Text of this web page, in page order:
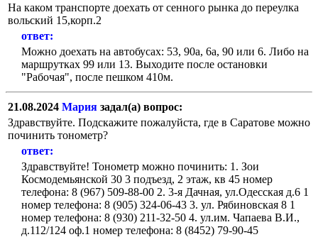
На каком транспорте доехать от сенного рынка до переулка
вольский 15,корп.2
ответ:
Можно доехать на автобусах: 53, 90а, 6а, 90 или 6. Либо на
маршрутках 99 или 13. Выходите после остановки
"Рабочая", после пешком 410м.
21.08.2024 Мария задал(а) вопрос:
Здравствуйте. Подскажите пожалуйста, где в Саратове можно
починить тонометр?
ответ:
Здравствуйте! Тонометр можно починить: 1. Зои
Космодемьянской 30 3 подъезд, 2 этаж, кв 45 номер
телефона: 8 (967) 509-88-00 2. 3-я Дачная, ул.Одесская д.6 1
номер телефона: 8 (905) 324-06-43 3. ул. Рябиновская 8 1
номер телефона: 8 (930) 211-32-50 4. ул.им. Чапаева В.И.,
д.112/124 оф.1 номер телефона: 8 (8452) 79-90-45